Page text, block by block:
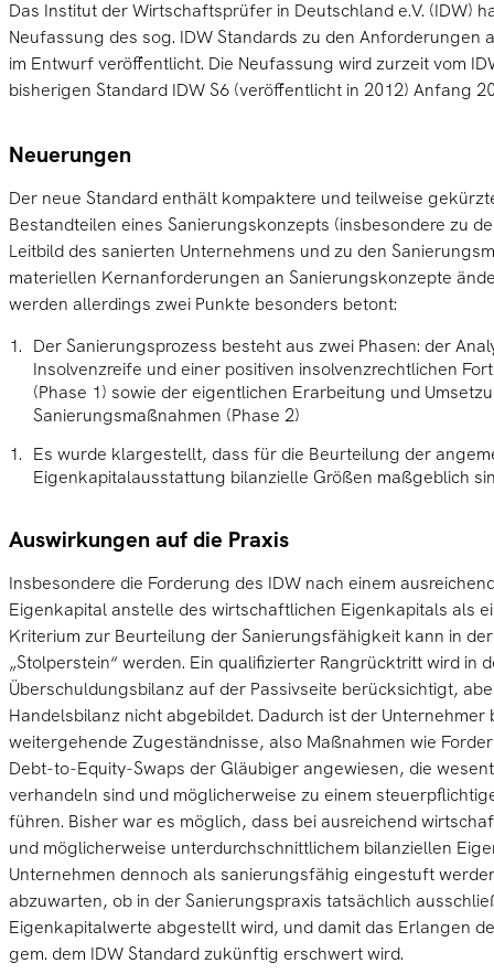
Das Institut der Wirtschaftsprüfer in Deutschland e.V. (IDW)
Neufassung des sog. IDW Standards zu den Anforderungen
im Entwurf veröffentlicht. Die Neufassung wird zurzeit vom
bisherigen Standard IDW S6 (veröffentlicht in 2012) Anfang
Neuerungen
Der neue Standard enthält kompaktere und teilweise
Bestandteilen eines Sanierungskonzepts (insbesondere zu
Leitbild des sanierten Unternehmens und zu den
materiellen Kernanforderungen an Sanierungskonzepte
werden allerdings zwei Punkte besonders betont:
Der Sanierungsprozess besteht aus zwei Phasen: der
Insolvenzreife und einer positiven insolvenzrechtlichen
(Phase 1) sowie der eigentlichen Erarbeitung und
Sanierungsmaßnahmen (Phase 2)
Es wurde klargestellt, dass für die Beurteilung der
Eigenkapitalausstattung bilanzielle Größen maßgeblich
Auswirkungen auf die Praxis
Insbesondere die Forderung des IDW nach einem
Eigenkapital anstelle des wirtschaftlichen Eigenkapitals als
Kriterium zur Beurteilung der Sanierungsfähigkeit kann in
„Stolperstein“ werden. Ein qualifizierter Rangrücktritt wird in
Überschuldungsbilanz auf der Passivseite berücksichtigt,
Handelsbilanz nicht abgebildet. Dadurch ist der Unternehmer
weitergehende Zugeständnisse, also Maßnahmen wie
Debt-to-Equity-Swaps der Gläubiger angewiesen, die
verhandeln sind und möglicherweise zu einem
führen. Bisher war es möglich, dass bei ausreichend
und möglicherweise unterdurchschnittlichem bilanziellen
Unternehmen dennoch als sanierungsfähig eingestuft
abzuwarten, ob in der Sanierungspraxis tatsächlich
Eigenkapitalwerte abgestellt wird, und damit das Erlangen
gem. dem IDW Standard zukünftig erschwert wird.